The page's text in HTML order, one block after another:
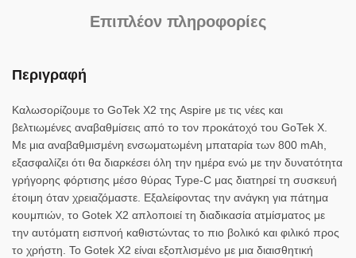
Επιπλέον πληροφορίες
Περιγραφή
Καλωσορίζουμε το GoTek X2 της Aspire με τις νέες και
βελτιωμένες αναβαθμίσεις από το τον προκάτοχό του GoTek X.
Με μια αναβαθμισμένη ενσωματωμένη μπαταρία των 800 mAh,
εξασφαλίζει ότι θα διαρκέσει όλη την ημέρα ενώ με την δυνατότητα
γρήγορης φόρτισης μέσο θύρας Type-C μας διατηρεί τη συσκευή
έτοιμη όταν χρειαζόμαστε. Εξαλείφοντας την ανάγκη για πάτημα
κουμπιών, το Gotek X2 απλοποιεί τη διαδικασία ατμίσματος με
την αυτόματη εισπνοή καθιστώντας το πιο βολικό και φιλικό προς
το χρήστη. Το Gotek X2 είναι εξοπλισμένο με μια διαισθητική